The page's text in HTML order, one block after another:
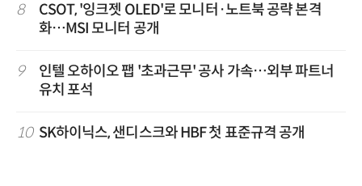
8
CSOT, '잉크젯 OLED'로 모니터·노트북 공략 본격
화…MSI 모니터 공개
9
인텔 오하이오 팹 '초과근무' 공사 가속…외부 파트너
유치 포석
10 SK하이닉스, 샌디스크와 HBF 첫 표준규격 공개